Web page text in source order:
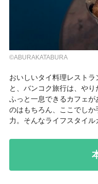
©ABURAKATABURA
おいしいタイ料理レスト
と、バンコク旅行は、や
ふっと一息できるカフェ
のはもちろん、ここでし
力。そんなライフスタイル